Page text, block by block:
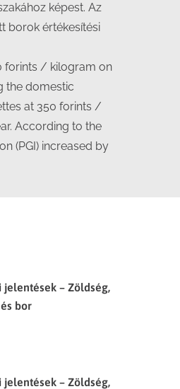
képest. Az
borok értékesítési
forints / kilogram on
the domestic
at 350 forints /
According to the
(PGI) increased by
jelentések – Zöldség,
bor
jelentések – Zöldség,